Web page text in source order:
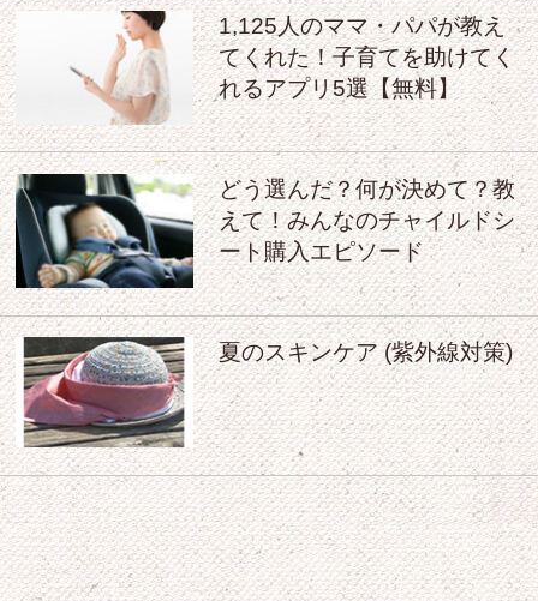
1,125人のママ・パパが教え
てくれた！子育てを助けてく
れるアプリ5選【無料】
どう選んだ？何が決めて？教
えて！みんなのチャイルドシ
ート購入エピソード
夏のスキンケア (紫外線対策)